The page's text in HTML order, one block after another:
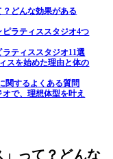
どんな効果がある
ラティススタジオ4つ
ティススタジオ11選
スを始めた理由と体の
関するよくある質問
で、理想体型を叶え
って？どんな